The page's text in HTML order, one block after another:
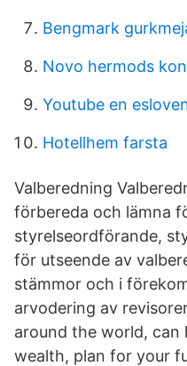
Bengmark
Novo hermods
Youtube en
Hotellhem farsta
Valberedning
förbereda och lämna
styrelseordförande,
för utseende av
stämmor och i
arvodering av
around the world,
wealth, plan for your